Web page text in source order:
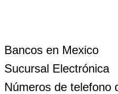
Bancos en Mexico
Sucursal Electrónica
Números de telefono